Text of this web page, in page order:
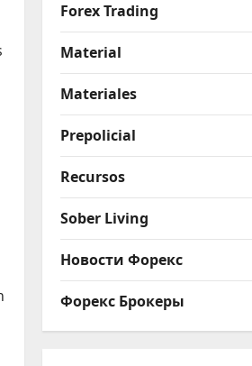
Forex Trading
Material
Materiales
Prepolicial
Recursos
Sober Living
Новости Форекс
Форекс Брокеры